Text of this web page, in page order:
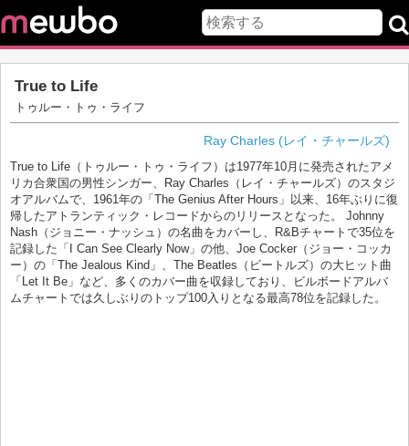
True to Life
トゥルー・トゥ・ライフ
Ray Charles (レイ・チャールズ)
True to Life（トゥルー・トゥ・ライフ）は1977年10月に発売されたアメ
リカ合衆国の男性シンガー、Ray Charles（レイ・チャールズ）のスタジ
オアルバムで、1961年の「The Genius After Hours」以来、16年ぶりに復
帰したアトランティック・レコードからのリリースとなった。 Johnny
Nash（ジョニー・ナッシュ）の名曲をカバーし、R&Bチャートで35位を
記録した「I Can See Clearly Now」の他、Joe Cocker（ジョー・コッカ
ー）の「The Jealous Kind」、The Beatles（ビートルズ）の大ヒット曲
「Let It Be」など、多くのカバー曲を収録しており、ビルボードアルバ
ムチャートでは久しぶりのトップ100入りとなる最高78位を記録した。